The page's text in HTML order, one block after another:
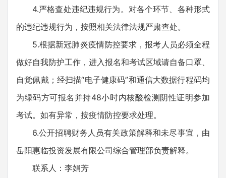
4.严格查处违纪违规行为。对各个环节、各种形式
的违纪违规行为，按照相关法律法规严肃查处。
5.根据新冠肺炎疫情防控要求，报考人员必须全程
做好自我防护工作，进入报名和考试区域请自备口罩、
自觉佩戴；经扫描“电子健康码”和通信大数据行程码均
为绿码方可报名并持48小时内核酸检测阴性证明参加
考试。如有异常，按疫情防控要求处理。
6.公开招聘财务人员有关政策解释和未尽事宜，由
岳阳惠临投资发展有限公司综合管理部负责解释。
联系人：李娟芳